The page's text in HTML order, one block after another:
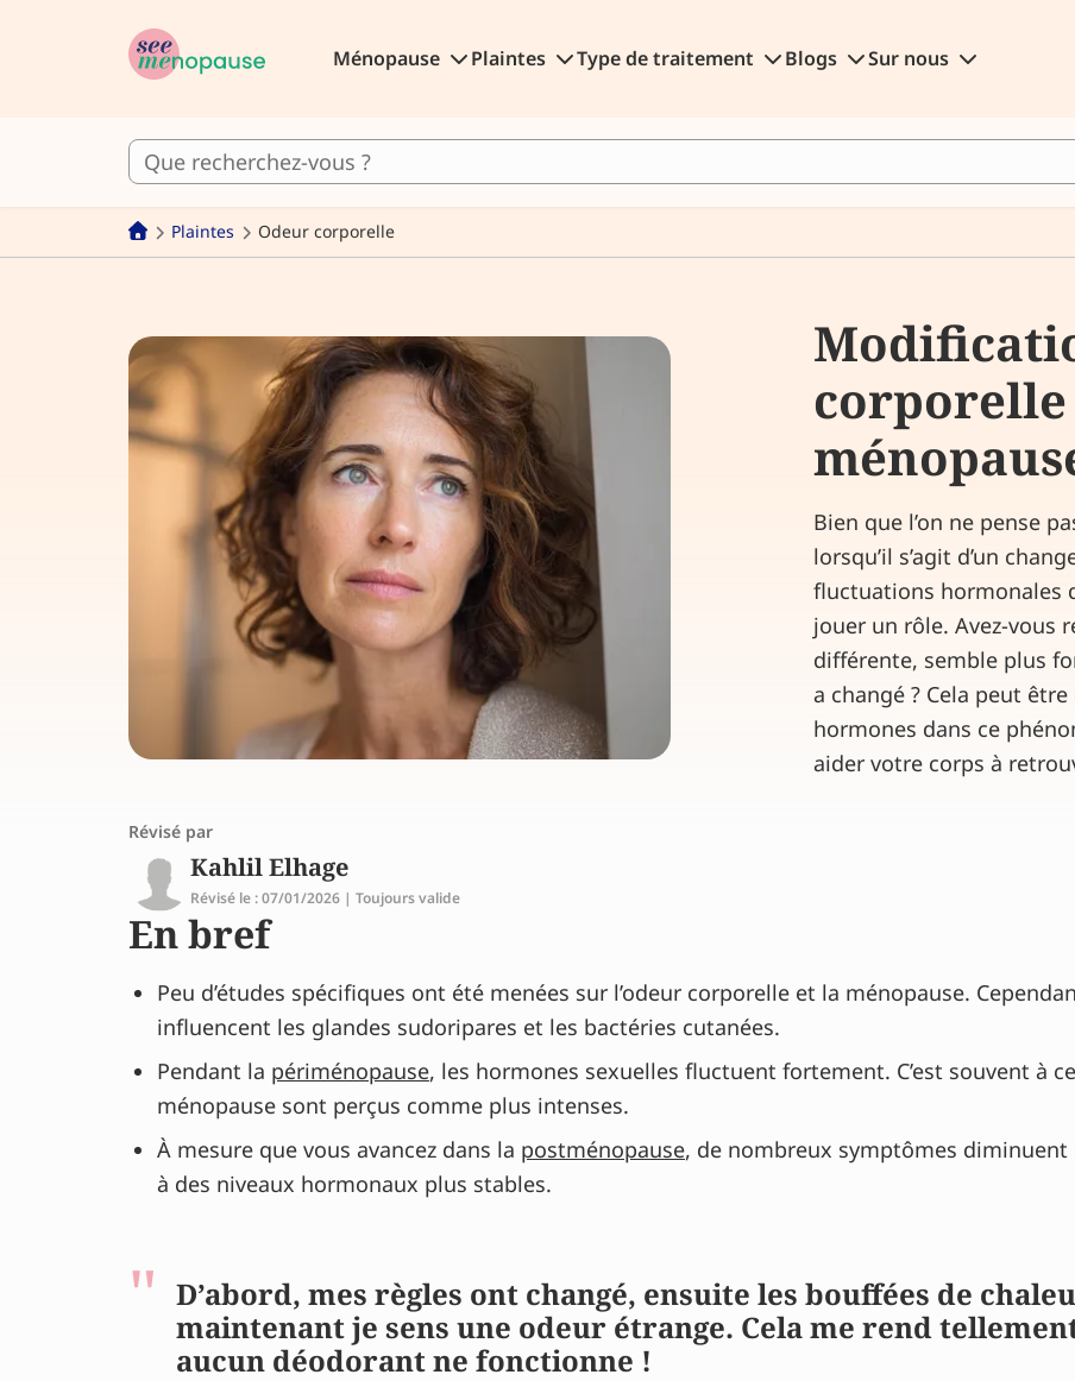
Ménopause Plaintes Type de traitement Blogs Sur nous
Plaintes Odeur corporelle
Bien que l’on ne pense
lorsqu’il s’agit d’un
fluctuations hormonales
jouer un rôle. Avez-vous
différente, semble plus
a changé ? Cela peut
hormones dans ce
aider votre corps à
Révisé par
Kahlil Elhage
Révisé le : 07/01/2026 | Toujours valide
En bref
Peu d’études spécifiques ont été menées sur l’odeur corporelle et la ménopause.
influencent les glandes sudoripares et les bactéries cutanées.
Pendant la périménopause, les hormones sexuelles fluctuent fortement. C’est souvent à
ménopause sont perçus comme plus intenses.
À mesure que vous avancez dans la postménopause, de nombreux symptômes diminuent
à des niveaux hormonaux plus stables.
D’abord, mes règles ont changé, ensuite les bouffées de
maintenant je sens une odeur étrange. Cela me rend
aucun déodorant ne fonctionne !